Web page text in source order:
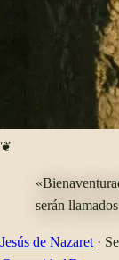
❦
serán
Jesús de Nazaret ·